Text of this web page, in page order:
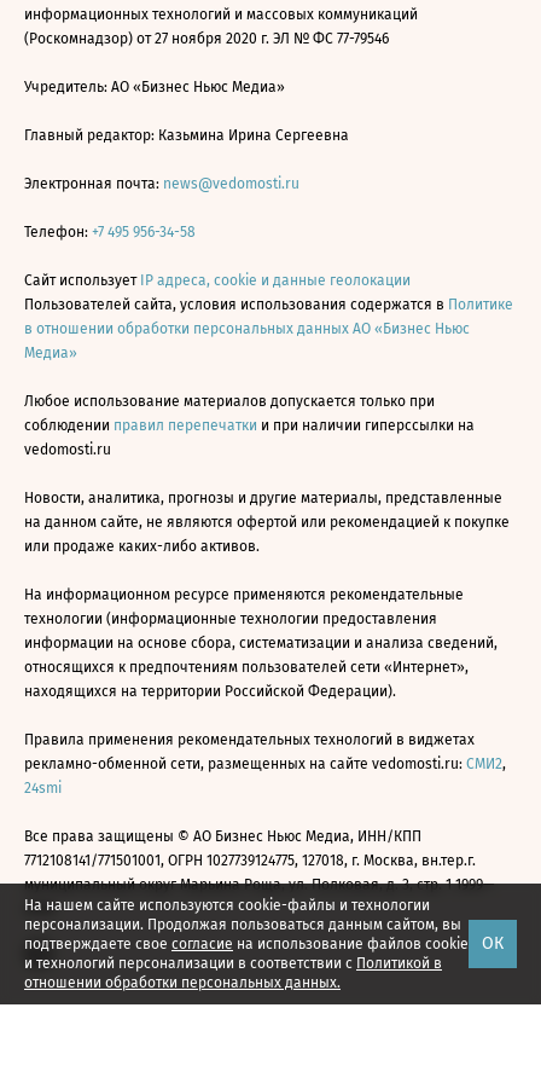
На нашем сайте используются cookie-файлы и технологии
персонализации. Продолжая пользоваться данным сайтом, вы
подтверждаете свое согласие на использование файлов cookie
и технологий персонализации в соответствии с Политикой в
отношении обработки персональных данных.
ОК
информационных технологий и массовых коммуникаций
(Роскомнадзор) от 27 ноября 2020 г. ЭЛ № ФС 77-79546
Учредитель: АО «Бизнес Ньюс Медиа»
Главный редактор: Казьмина Ирина Сергеевна
Электронная почта: news@vedomosti.ru
Телефон: +7 495 956-34-58
Сайт использует IP адреса, cookie и данные геолокации
Пользователей сайта, условия использования содержатся в Политике
в отношении обработки персональных данных АО «Бизнес Ньюс
Медиа»
Любое использование материалов допускается только при
соблюдении правил перепечатки и при наличии гиперссылки на
vedomosti.ru
Новости, аналитика, прогнозы и другие материалы, представленные
на данном сайте, не являются офертой или рекомендацией к покупке
или продаже каких-либо активов.
На информационном ресурсе применяются рекомендательные
технологии (информационные технологии предоставления
информации на основе сбора, систематизации и анализа сведений,
относящихся к предпочтениям пользователей сети «Интернет»,
находящихся на территории Российской Федерации).
Правила применения рекомендательных технологий в виджетах
рекламно-обменной сети, размещенных на сайте vedomosti.ru: СМИ2,
24smi
Все права защищены © АО Бизнес Ньюс Медиа, ИНН/КПП
7712108141/771501001, ОГРН 1027739124775, 127018, г. Москва, вн.тер.г.
муниципальный округ Марьина Роща, ул. Полковая, д. 3, стр. 1 1999—
2026